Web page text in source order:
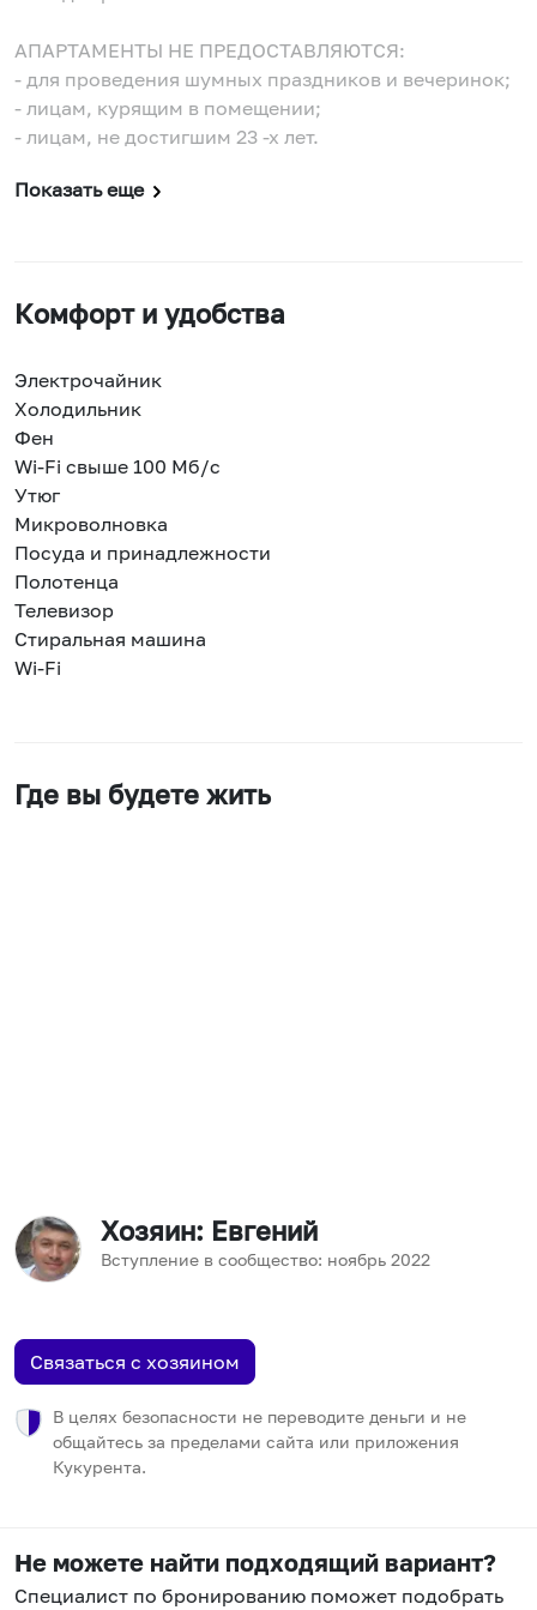
АПАРТАМЕНТЫ НЕ ПРЕДОСТАВЛЯЮТСЯ:
- для проведения шумных праздников и вечеринок;
- лицам, курящим в помещении;
- лицам, не достигшим 23 -х лет.
Показать еще
Комфорт и удобства
Электрочайник
Холодильник
Фен
Wi-Fi свыше 100 Мб/с
Утюг
Микроволновка
Посуда и принадлежности
Полотенца
Телевизор
Стиральная машина
Wi-Fi
Где вы будете жить
Хозяин: Евгений
Вступление в сообщество: ноябрь 2022
Связаться с хозяином
В целях безопасности не переводите деньги и не
общайтесь за пределами сайта или приложения
Кукурента.
Не можете найти подходящий вариант?
Специалист по бронированию поможет подобрать